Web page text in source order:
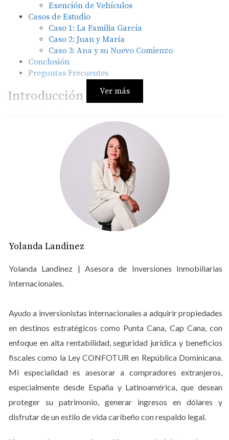
Exención de Vehículos
Casos de Estudio
Caso 1: La Familia García
Caso 2: Juan y María
Caso 3: Ana y su Nuevo Comienzo
Conclusión
Preguntas Frecuentes
Introducción
emocionante como aterradora. Para muchos españoles,
la República Dominicana representa no solo un cambio
de escenario, sino una oportunidad para disfrutar de un
estilo de vida más relajado y cálido. Sin embargo, uno de
los mayores obstáculos que enfrentan los expatriados es
la carga financiera que puede implicar el traslado de sus
bienes personales y vehículos. Aquí es donde entran en
juego las exenciones para la jubilación y el retiro. Estas
leyes permiten a los nuevos residentes traer consigo sus
aduaneras, lo que hace que la transición sea mucho más
suave. En este artículo, profundizaremos en estos
aquellos que ya han dado este paso.
Beneficios de las Exenciones
Las exenciones fiscales son una herramienta poderosa
para quienes buscan establecerse en la República
Dominicana. No solo se trata de ahorrar dinero, sino
también de facilitar un cambio significativo en la calidad
de vida. A continuación, exploramos dos áreas clave
Ver más
Yolanda Landinez
Yolanda Landinez | Asesora de Inversiones Inmobiliarias
Internacionales.
Ayudo a inversionistas internacionales a adquirir propiedades
en destinos estratégicos como Punta Cana, Cap Cana, con
enfoque en alta rentabilidad, seguridad jurídica y beneficios
fiscales como la Ley CONFOTUR en República Dominicana.
Mi especialidad es asesorar a compradores extranjeros,
especialmente desde España y Latinoamérica, que desean
proteger su patrimonio, generar ingresos en dólares y
disfrutar de un estilo de vida caribeño con respaldo legal.